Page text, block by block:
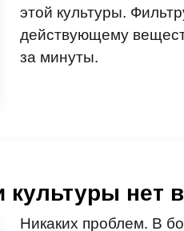
этой культуры.
действующему
за минуты.
культуры нет
Никаких проблем. В